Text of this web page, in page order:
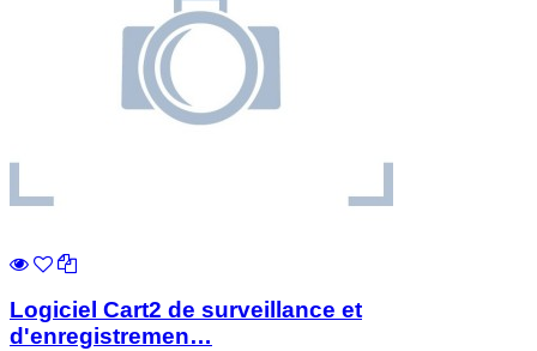
Logiciel Cart2 de surveillance et
d'enregistremen…